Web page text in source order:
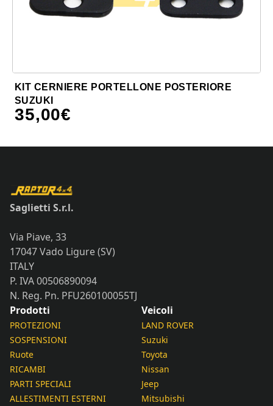
KIT CERNIERE PORTELLONE POSTERIORE
SUZUKI
35,00€
Saglietti S.r.l.
Via Piave, 33
17047 Vado Ligure (SV)
ITALY
P. IVA 00506890094
N. Reg. Pn. PFU260100055TJ
Prodotti
PROTEZIONI
SOSPENSIONI
Ruote
RICAMBI
PARTI SPECIALI
ALLESTIMENTI ESTERNI
Veicoli
LAND ROVER
Suzuki
Toyota
Nissan
Jeep
Mitsubishi